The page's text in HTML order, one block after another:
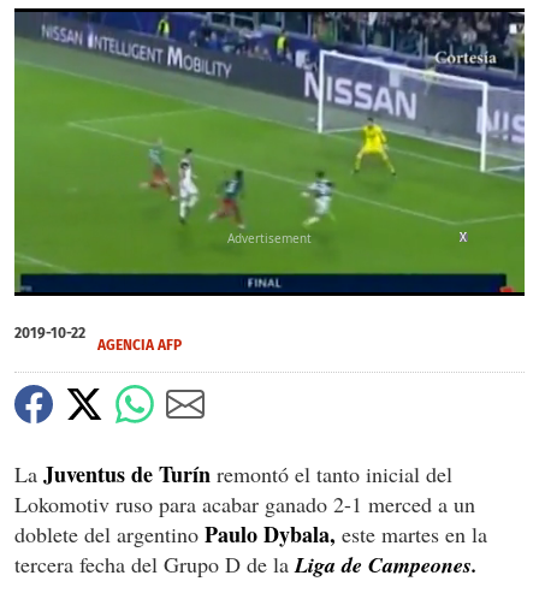
of
40
X
X
2019-10-22
AGENCIA AFP
La Juventus de Turín remontó el tanto inicial del
Lokomotiv ruso para acabar ganado 2-1 merced a un
doblete del argentino Paulo Dybala, este martes en la
tercera fecha del Grupo D de la Liga de Campeones.